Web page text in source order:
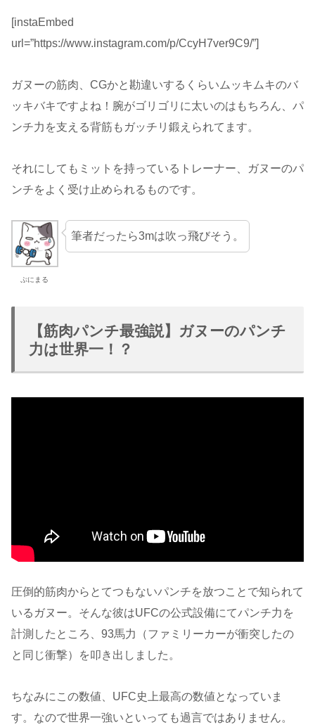
[instaEmbed
url=”https://www.instagram.com/p/CcyH7ver9C9/”]
ガヌーの筋肉、CGかと勘違いするくらいムッキムキのバ
ッキバキですよね！腕がゴリゴリに太いのはもちろん、パ
ンチ力を支える背筋もガッチリ鍛えられてます。
それにしてもミットを持っているトレーナー、ガヌーのパ
ンチをよく受け止められるものです。
ぷにまる
筆者だったら3mは吹っ飛びそう。
【筋肉パンチ最強説】ガヌーのパンチ
力は世界一！？
圧倒的筋肉からとてつもないパンチを放つことで知られて
いるガヌー。そんな彼はUFCの公式設備にてパンチ力を
計測したところ、93馬力（ファミリーカーが衝突したの
と同じ衝撃）を叩き出しました。
ちなみにこの数値、UFC史上最高の数値となっていま
す。なので世界一強いといっても過言ではありません。